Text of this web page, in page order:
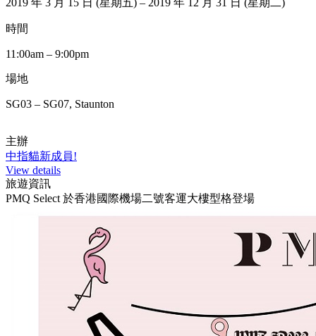
2019 年 3 月 15 日 (星期五) – 2019 年 12 月 31 日 (星期二)
時間
11:00am – 9:00pm
場地
SG03 – SG07, Staunton
主辦
中指貓新成員!
View details
旅遊資訊
PMQ Select 於香港國際機場二號客運大樓型格登場